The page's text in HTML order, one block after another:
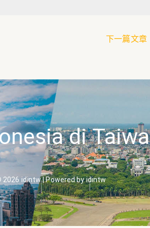
下一篇文章
di
idintw | Powered by idintw